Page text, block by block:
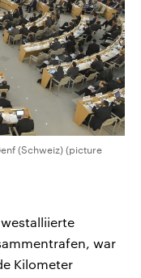
(Schweiz) (picture
war
Kilometer